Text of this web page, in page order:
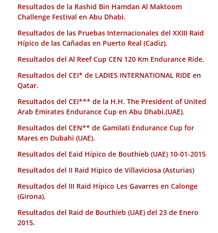
Resultados de la Rashid Bin Hamdan Al Maktoom
Challenge Festival en Abu Dhabi.
Resultados de las Pruebas Internacionales del XXIII Raid
Hípico de las Cañadas en Puerto Real (Cadiz).
Resultados del Al Reef Cup CEN 120 Km Endurance Ride.
Resultados del CEI* de LADIES INTERNATIONAL RIDE en
Qatar.
Resultados del CEI*** de la H.H. The President of United
Arab Emirates Endurance Cup en Abu Dhabi.(UAE).
Resultados del CEN** de Gamilati Endurance Cup for
Mares en Dubahi (UAE).
Resultados del Eaid Hípico de Bouthieb (UAE) 10-01-2015
Resultados del II Raid Hípico de Villaviciosa (Asturias)
Resultados del III Raid Hípico Les Gavarres en Calonge
(Girona).
Resultados del Raid de Bouthieb (UAE) del 23 de Enero
2015.